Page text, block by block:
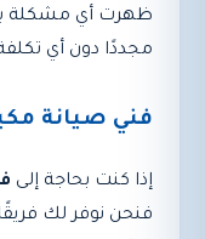
ظهرت أي مشكلة بعد
مجددًا دون أي
فني صيانة
إذا كنت بحاجة إلى
فنحن نوفر لك